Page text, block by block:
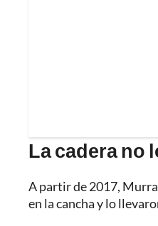
La cadera no
A partir de 2017,
en la cancha y lo